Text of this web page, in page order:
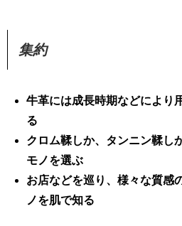
集約
牛革には成長時期などにより
る
クロム鞣しか、タンニン鞣し
モノを選ぶ
お店などを巡り、様々な質感
ノを肌で知る